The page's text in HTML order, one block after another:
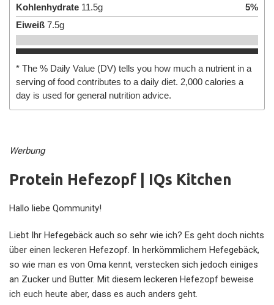
Kohlenhydrate 11.5g 5%
Eiweiß 7.5g
* The % Daily Value (DV) tells you how much a nutrient in a
serving of food contributes to a daily diet. 2,000 calories a
day is used for general nutrition advice.
Werbung
Protein Hefezopf | IQs Kitchen
Hallo liebe Qommunity!
Liebt Ihr Hefegebäck auch so sehr wie ich? Es geht doch nichts
über einen leckeren Hefezopf. In herkömmlichem Hefegebäck,
so wie man es von Oma kennt, verstecken sich jedoch einiges
an Zucker und Butter. Mit diesem leckeren Hefezopf beweise
ich euch heute aber, dass es auch anders geht.